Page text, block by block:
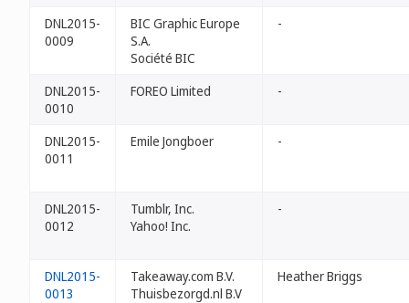
DNL2015-
0009
BIC Graphic Europe
S.A.
Société BIC
-
DNL2015-
0010
FOREO Limited -
DNL2015-
0011
Emile Jongboer -
DNL2015-
0012
Tumblr, Inc.
Yahoo! Inc.
-
DNL2015-
0013
Takeaway.com B.V.
Thuisbezorgd.nl B.V
Heather Briggs